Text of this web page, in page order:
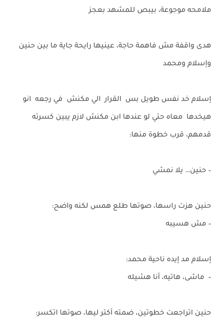
ملامحه موجوعة، بيبص للمشهد بعجز
هدى واقفة مش فاهمة حاجة، عينيها رايحة جاية ما بين حنين
وإسلام ومحمد
إسلام خد نفس طويل بس القرار الي مكنش في رجعه انو
هيخدها معاه حتي لو عندها ابن مكنش لازم يبين كسرته
قدمهم، قرب خطوة منها:
– حنين… يلا نمشي
حنين هزت راسها، صوتها طلع همس لكنه واضح:
– مش هسيبه
إسلام مد إيده ناحية محمد:
– ماشى، هاتيه، أنا هشيله
حنين اتراجعت خطوتين، ضمته أكتر ليها، صوتها اتكسر: